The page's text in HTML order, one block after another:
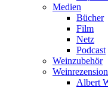
Medien
Bücher
Film
Netz
Podcast
Weinzubehör
Albert